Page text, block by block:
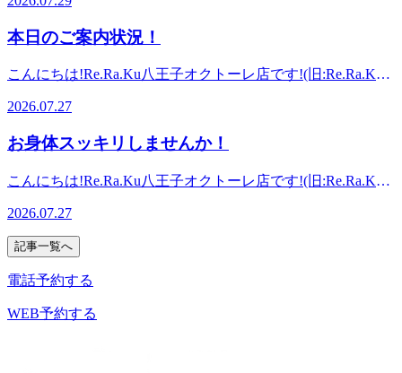
戻ってしまう…そんな経験は今までありませんか?マッサー
&amp;「ボディケア」で、ずっーと楽な体作りを!丁寧な施術
【アクセス】JR八王子駅改札を出て北口方面(右側)に進んで
いただき、バスロータリーを挟んで正面に八王子オクトーレ
がございます。つきましたら8階エスカレーターのぼってす
ぐです!お気軽にお待ちしております♪※スタッフ施術時には
予約センターへつながる場合があります。予めご了承くださ
いませ。
ィケア～Re.Ra.Ku八王子オクトーレ店(旧:Re.Ra.Ku八王子東
急スクエア店)【JR八王子駅 徒歩1分】ほぐしに行ったけ
ど…すぐに辛く硬い状態に戻ってしまう…そんな経験は今ま
『肩甲骨ストレッチ』&amp;「ボディケア」で、ずっーと楽
をサポートいたします!【アクセス】JR八王子駅改札を出て
正面に八王子オクトーレがございます。つきましたら8階エ
す♪※スタッフ施術時には予約センターへつながる場合があ
ります。予めご了承くださいませ。
ます!7月29日(水) 【本日の空き情報】 10:20～ ご案内できま
す♪厳しい暑さが続いておりますが、皆様体調管理はいかが
でしょうか。日中は危険な暑さやにわか雨の予報があり、お
く終わり、8月を迎えます。行事に参加したり、観光に行か
れる等、ご計画されている方、いらっしゃると思います。8
ボディケア60分以上で、首から下、3体勢しっかりアプロー
チできます。お疲れが溜まる前にほくすことが、お身体の予
防に繋がります。お仕事帰り、お出かけの際、お気軽にお立
気いっぱいのスタッフ一同、皆様のご来店を心よりお待ちし
Re.Ra.Ku八王子オクトーレ店(旧:Re.Ra.Ku八王子東急スクエ
辛く硬い状態に戻ってしまう…そんな経験は今までありませ
んか?マッサージのように気持ちイイ!Re.Ra.Kuの『肩甲骨ス
トレッチ』&amp;「ボディケア」で、ずっーと楽な体作りを!
本日のご案内状況！
こんにちは!Re.Ra.Ku八王子オクトーレ店です!(旧:Re.Ra.Ku
ます!7月27日(月) 【本日の空き情報】 15:50～ ご案内できま
す♪蒸し暑い日々、体調管理はいかがでしょうか。本日は気
温が若干下がっておりますが、水分・塩分補給、しっかりお
か。フットケア40分以上で、ふくらはぎをしっかりアプロー
チできます。デスクワーク等で、お目元や首肩が気になる
方、ネックリンパケア、ドライヘッドスパおすすめです。期
間限定で爽快ヘッドスパ実施中！お仕事帰り、お気軽にご来
店ください。 元気いっぱいのスタッフ一同、皆様のご来店
を心よりお待ちしております。～マッサージのように気持ち
八王子東急スクエア店)【JR八王子駅 徒歩1分】ほぐしに行
2026.07.27
お身体スッキリしませんか！
こんにちは!Re.Ra.Ku八王子オクトーレ店です!(旧:Re.Ra.Ku
ます!7月27日(月) 【本日の空き情報】 13:30～ ご案内できま
す♪曇空ですが、蒸し暑いですね。皆様いかがお過ごしでし
ょうか。にわか雨の予報があり、お出かけの際は、雨具の準
備をお願いします。暑い日が続き、疲れやだるさを何とかし
思います。ボディケアでお身体スッキリしませんか！お足元
2026.07.27
記事一覧へ
電話予約する
WEB予約する